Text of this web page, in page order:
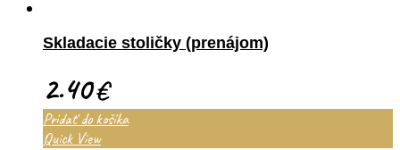
Skladacie stoličky (prenájom)
2.40€
Pridať do košíka
Quick View